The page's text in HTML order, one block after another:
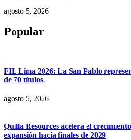
agosto 5, 2026
Popular
FIL Lima 2026: La San Pablo
de 70 títulos,
agosto 5, 2026
Quilla Resources acelera el
expansión hacia finales de 2029